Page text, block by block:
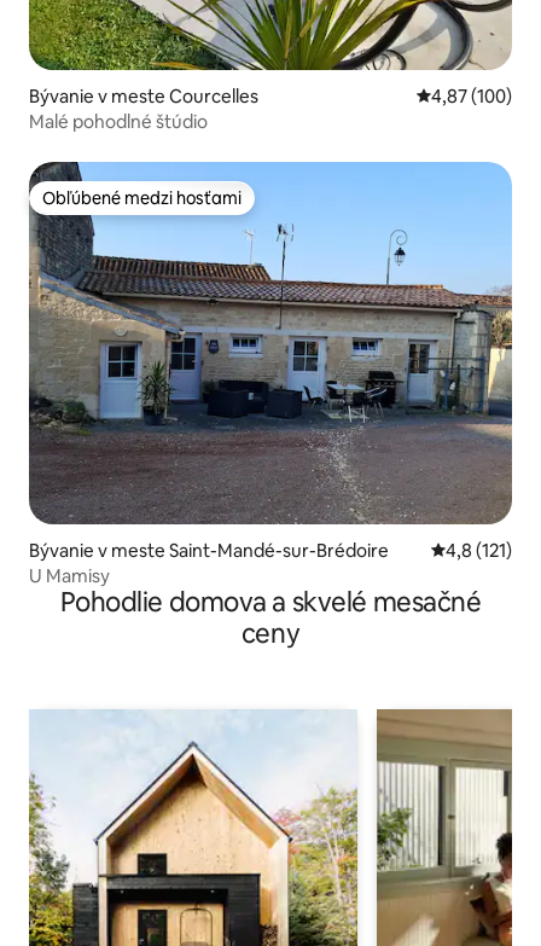
Bývanie v meste Courcelles Priemerné
4,87 (100)
Malé pohodlné štúdio
Obľúbené medzi hosťami
Obľúbené medzi hosťami
Bývanie v meste Saint-Mandé-sur-Brédoire Priemerné
4,8 (121)
U Mamisy
Pohodlie domova a skvelé mesačné
ceny